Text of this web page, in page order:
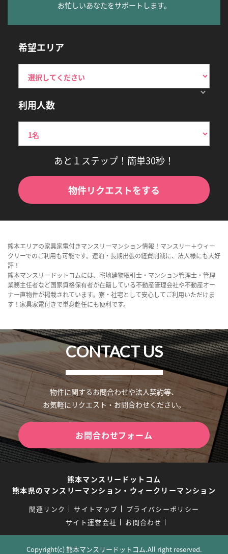
お忙しいあなたをサポートします。
希望エリア
利用人数
あと１ステップ！簡単30秒！
物件リクエストをする
熊本エリアの家具家電付きマンスリーマンション情報！マンスリー＋ウィー
クリーでのご利用も可能です。連泊・長期出張の経費削減に、法人様にも大好
評！
熊本マンスリードットコムには、宅地建物取引士・マンション管理士・管理
業務主任者など国家資格保有者が在籍している不動産管理会社や不動産オー
ナー直物件が掲載されています。寮・社宅として安心してご利用いただけま
す！家具家電付きで単身赴任にも便利です。
CONTACT US
物件に関するお問合わせや法人契約等、
お気軽にリクエスト・お問合わせください。
お問合わせフォーム
熊本マンスリードットコム
熊本県のマンスリーマンション・ウィークリーマンション
関連リンク サイトマップ
プライバシーポリシー
サイト運営会社
お問合わせ
Copyright(c) 熊本マンスリードットコム.All right reserved.